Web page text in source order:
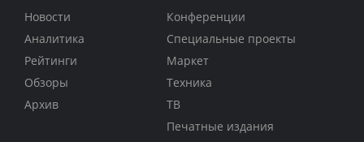
Новости
Аналитика
Рейтинги
Обзоры
Архив
Конференции
Специальные проекты
Маркет
Техника
ТВ
Печатные издания